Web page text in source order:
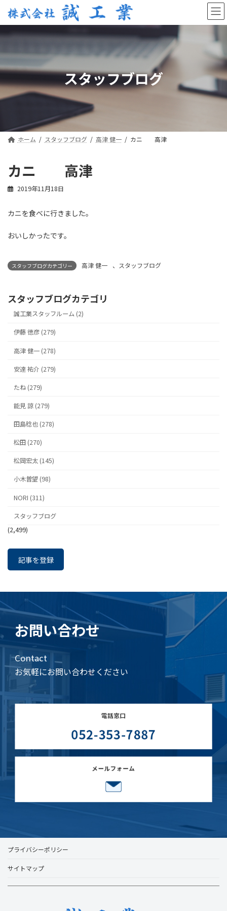
テ
ン
へ
ス
ッ
プ
ゲ
ー
ョ
ン
移
動
スタッフブログ
ホーム スタッフブログ 高津 健一 カニ 高津
カニ 高津
2019年11月18日
カニを食べに行きました。
おいしかったです。
スタッフブログカテゴリー 高津 健一 、 スタッフブログ
スタッフブログカテゴリ
誠工業スタッフルーム (2)
伊藤 徳彦 (279)
高津 健一 (278)
安達 祐介 (279)
たね (279)
能見 諒 (279)
田島稔也 (278)
松田 (270)
松岡宏太 (145)
小木曽望 (98)
NORI (311)
スタッフブログ
(2,499)
記事を登録
お問い合わせ
Contact
お気軽にお問い合わせください
プライバシーポリシー
サイトマップ